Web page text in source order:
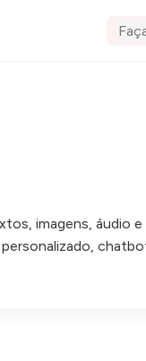
imagens, áudio